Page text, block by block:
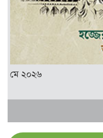
মে ২০২৬